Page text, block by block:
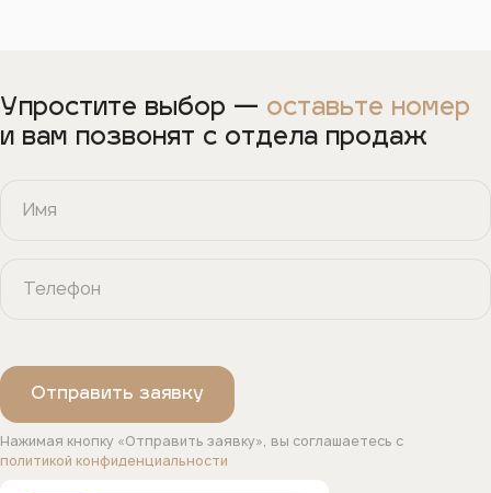
Упростите выбор — оставьте номер
и вам позвонят с отдела продаж
Нажимая кнопку «Отправить заявку», вы соглашаетесь с
политикой конфиденциальности